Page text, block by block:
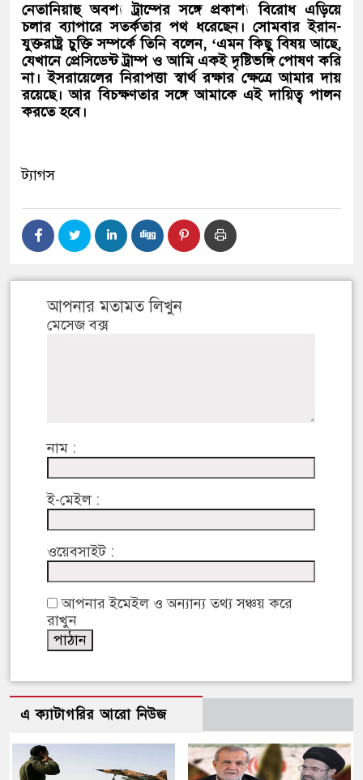
নেতানিয়াহু অবশ্য ট্রাম্পের সঙ্গে প্রকাশ্য বিরোধ এড়িয়ে
চলার ব্যাপারে সতর্কতার পথ ধরেছেন। সোমবার ইরান-
যুক্তরাষ্ট্র চুক্তি সম্পর্কে তিনি বলেন, ‘এমন কিছু বিষয় আছে,
যেখানে প্রেসিডেন্ট ট্রাম্প ও আমি একই দৃষ্টিভঙ্গি পোষণ করি
না। ইসরায়েলের নিরাপত্তা স্বার্থ রক্ষার ক্ষেত্রে আমার দায়
রয়েছে। আর বিচক্ষণতার সঙ্গে আমাকে এই দায়িত্ব পালন
করতে হবে।
ট্যাগস
আপনার মতামত লিখুন
মেসেজ বক্স
নাম :
ই-মেইল :
ওয়েবসাইট :
আপনার ইমেইল ও অন্যান্য তথ্য সঞ্চয় করে
রাখুন
এ ক্যাটাগরির আরো নিউজ